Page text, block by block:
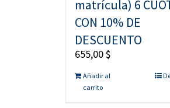
matrícula) 6
CON 10% DE
DESCUENTO
655,00$
Añadir al
carrito